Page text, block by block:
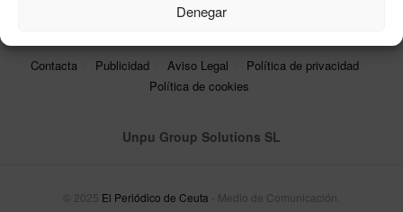
Denegar
Contacta Publicidad Aviso Legal
Política de privacidad
Política de cookies
Unpu Group Solutions SL
© 2025 El Periódico de Ceuta - Medio de Comunicación